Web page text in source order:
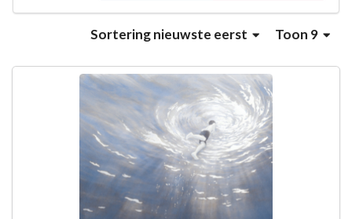
Toon 9
Sorteringnieuwste eerst